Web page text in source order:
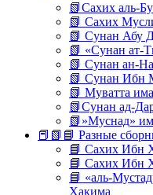
📗Сахих аль-
📗 Сахих
📗 Сунан Абу
📗 «Сунан ат-
📗 Сунан ан-
📗 Сунан Ибн
📗 Муватта
📗Сунан ад-
📗»Муснад»
📕📗📘 Разные
📘 Сахих Ибн
📘 Сахих Ибн
📘 «аль-
Хакима